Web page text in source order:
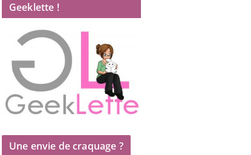
Geeklette !
Une envie de craquage ?